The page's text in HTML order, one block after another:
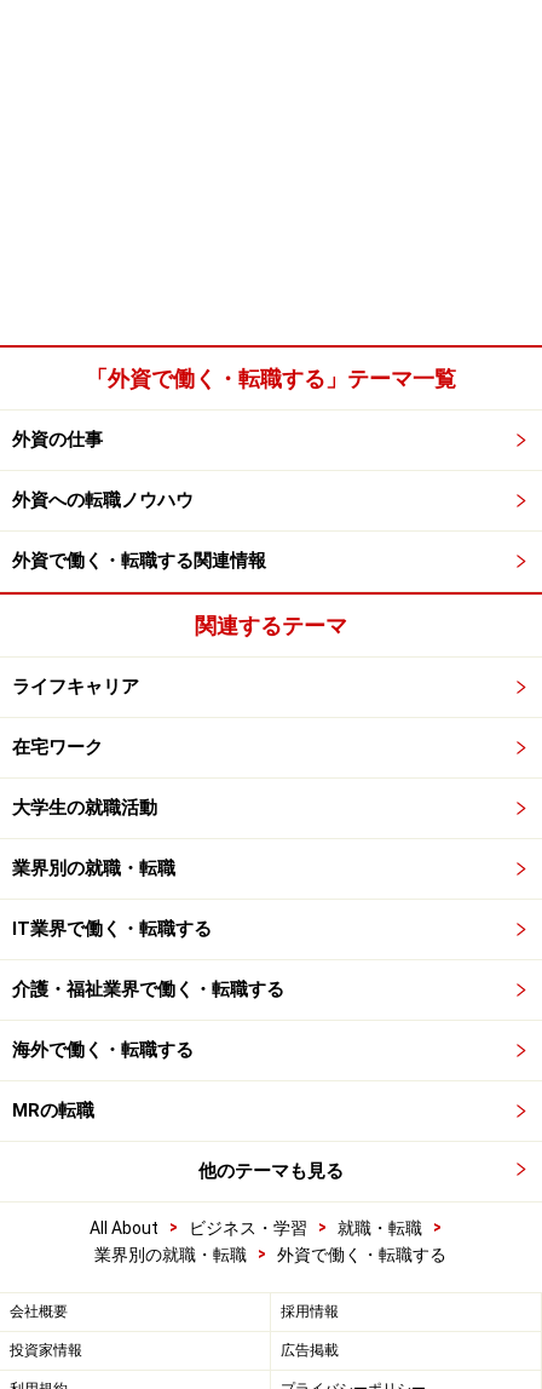
「外資で働く・転職する」テーマ一覧
外資の仕事
外資への転職ノウハウ
外資で働く・転職する関連情報
関連するテーマ
ライフキャリア
在宅ワーク
大学生の就職活動
業界別の就職・転職
IT業界で働く・転職する
介護・福祉業界で働く・転職する
海外で働く・転職する
MRの転職
他のテーマも見る
All About > ビジネス・学習 > 就職・転職
>
業界別の就職・転職
> 外資で働く・転職する
会社概要 採用情報
投資家情報 広告掲載